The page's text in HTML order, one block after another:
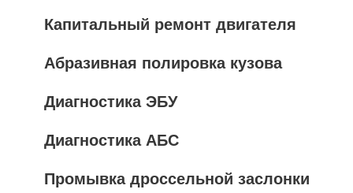
Капитальный ремонт двигателя
Абразивная полировка кузова
Диагностика ЭБУ
Диагностика АБС
Промывка дроссельной заслонки